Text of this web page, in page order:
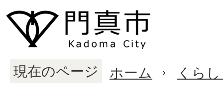
現在のページ ホーム くら